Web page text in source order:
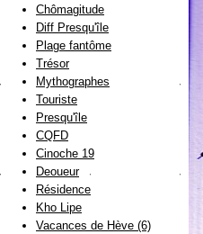
Chômagitude
Diff Presqu'île
Plage fantôme
Trésor
Mythographes
Touriste
Presqu'île
CQFD
Cinoche 19
Deoueur
Résidence
Kho Lipe
Vacances de Hève (6)